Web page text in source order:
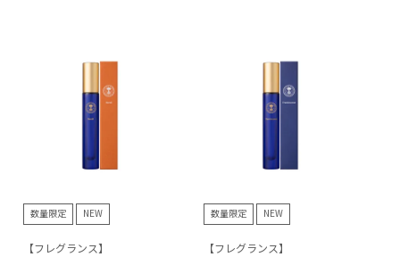
数量限定 NEW
【フレグランス】
数量限定 NEW
【フレグランス】